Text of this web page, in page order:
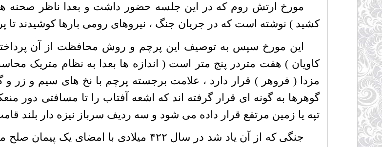
مورخ ارتش روم که در این جلسه حضور داشت و بعدا ناظر صحنه
کشید ) نوشته است که در جریان جنگ ، نیروهای رومی بارها کوشیدند تا
این مورخ سپس به توصیف این پرچم و روش محافظت از آن
کاویان ) هفت متردر پنج متر است ( اندازه ها بعدا به نظام متریک
مزدا ( فروهر ) قرار دارد ، علامت برجسته پرچم با نخ های سیم و زر و
گوهرها به گونه ای قرار گرفته اند که اشعه آفتاب را تا مسافتی دور
تپه یا زمین مرتفع قرار داده می شود و سه ردیف سرباز نیزه دار بلند
جنگی که از آن یاد شد در سال ۴۲۲ میلادی با